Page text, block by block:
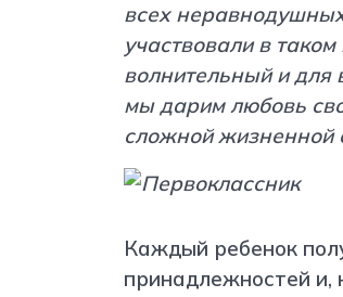
всех
участвовали в
волнительный и для
мы дарим любовь
сложной жизненной
Каждый ребенок
принадлежностей и,